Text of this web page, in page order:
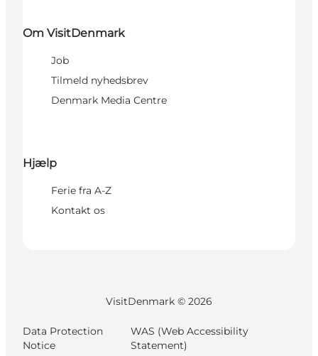
Om VisitDenmark
Job
Tilmeld nyhedsbrev
Denmark Media Centre
Hjælp
Ferie fra A-Z
Kontakt os
VisitDenmark © 2026
Data Protection
Notice
WAS (Web Accessibility
Statement)